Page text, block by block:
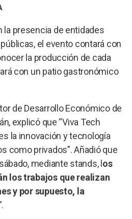
la presencia de entidades
el evento contará con
la producción de cada
con un patio gastronómico
de Desarrollo Económico de
explicó que “Viva Tech
la innovación y tecnología
como privados”. Añadió que
mediante stands, l os
los trabajos que realizan
y por supuesto, la